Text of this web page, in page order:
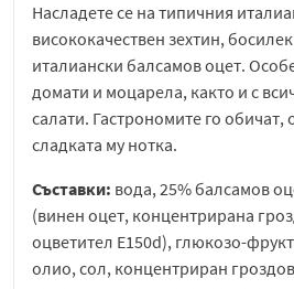
Насладете се на типичния
висококачествен зехтин,
италиански балсамов оцет.
домати и моцарела, както и с
салати. Гастрономите го обичат,
сладката му нотка.
Съставки: вода, 25% балсамов
(винен оцет, концентрирана
оцветител Е150d), глюкозо-
олио, сол, концентриран